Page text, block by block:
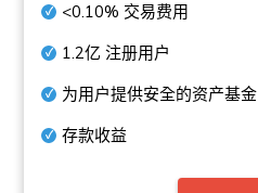
<0.10% 交易费用
1.2亿 注册用户
为用户提供安全的资产基金
存款收益